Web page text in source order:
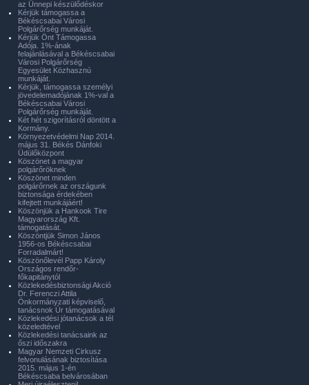
az Ünnepi készülődéskor
Kérjük támogassa a
Békéscsabai Városi
Polgárőrség munkáját.
Kérjük Önt Támogassa
Adója. 1%-ának
felajánlásával a Békéscsabai
Városi Polgárőrség
Egyesület Közhasznú
munkáját.
Kérjük, támogassa személyi
jövedelemadójának 1%-val a
Békéscsabai Városi
Polgárőrség munkáját.
Két hét szigorításról döntött a
Kormány.
Környezetvédelmi Nap 2014.
május 31. Békés Dánfoki
Üdülőközpont
Köszönet a magyar
polgárőröknek
Köszönet minden
polgárőrnek az országunk
biztonsága érdekében
kifejtett munkájáért!
Köszönjük a Hankook Tire
Magyarország Kft.
támogatását.
Köszöntjük Simon János
1956-os Békéscsabai
Forradalmárt!
Köszönőlevél Papp Károly
Országos rendőr-
főkapitánytól
Közlekedésbiztonsági Akció
Dr. Ferenczi Attila
Önkormányzati képviselő,
tanácsnok Úr támogatásával
Közlekedési jótanácsok a tél
közeledtével
Közlekedési tanácsaink az
őszi időszakra
Magyar Nemzeti Cirkusz
felvonulásának biztosítása
2015. május 1-én
Békéscsaba belvárosában